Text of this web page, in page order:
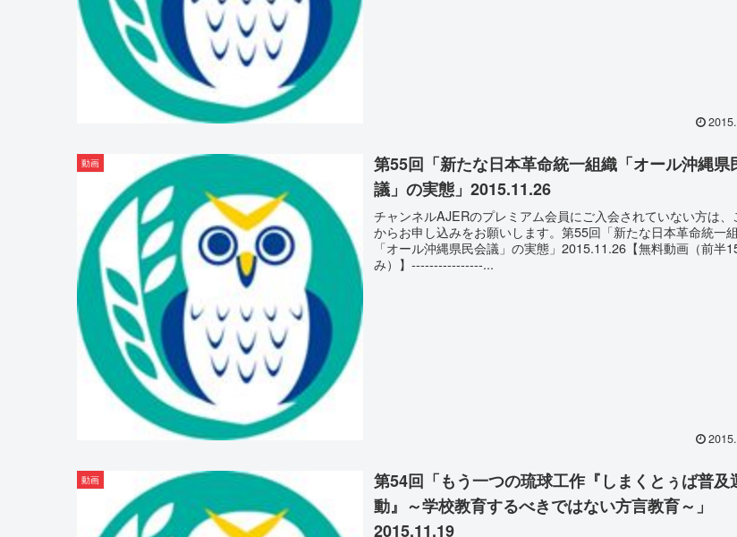
動画
第55回「新たな日本革命統一組織「オール沖縄県
議」の実態」2015.11.26
チャンネルAJERのプレミアム会員にご入会されていない方は、
からお申し込みをお願いします。第55回「新たな日本革命統一
「オール沖縄県民会議」の実態」2015.11.26【無料動画（前半
み）】----------------...
動画
第54回「もう一つの琉球工作『しまくとぅば普及
動』～学校教育するべきではない方言教育～」
2015.11.19